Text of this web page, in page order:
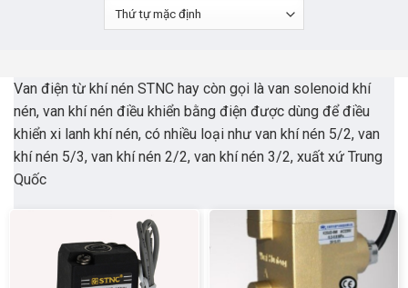
Van điện từ khí nén STNC hay còn gọi là van solenoid khí
nén, van khí nén điều khiển bằng điện được dùng để điều
khiển xi lanh khí nén, có nhiều loại như van khí nén 5/2, van
khí nén 5/3, van khí nén 2/2, van khí nén 3/2, xuất xứ Trung
Quốc